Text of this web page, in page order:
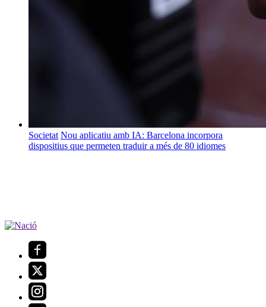
Societat Nou aplicatiu amb IA: Barcelona incorpora
dispositius que permeten traduir a més de 80 idiomes